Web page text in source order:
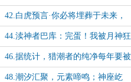
时候，你真的很嚣张啊？
42.白虎预言·你必将埋葬于未来，
诞生在过去的堕落者
44.渎神者巴库：完蛋！我被月神狂
信徒包围了
46.据统计，猎潮者的纯净每年要被
玷污最少三百六十五次！真惨
48.潮汐汇聚，元素啼鸣；神座屹